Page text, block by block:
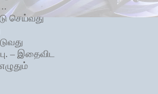
செய்வது
– இதைவிட